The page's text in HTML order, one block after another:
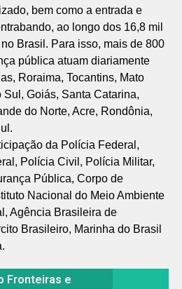
bem como a entrada e
ao longo dos 16,8 mil
Brasil. Para isso, mais de 800
pública atuam diariamente
Roraima, Tocantins, Mato
Sul, Goiás, Santa Catarina,
do Norte, Acre, Rondônia,
da Polícia Federal,
Polícia Civil, Polícia Militar,
Pública, Corpo de
Nacional do Meio Ambiente
Agência Brasileira de
Brasileiro, Marinha do Brasil
Fronteiras e